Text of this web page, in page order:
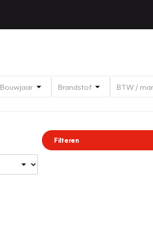
Bouwjaar Brandstof BTW /
Filteren